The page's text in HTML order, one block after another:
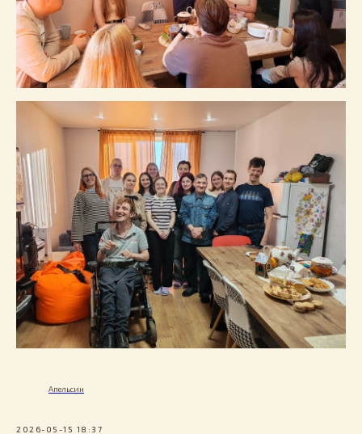
Апельсин
2026-05-15 18:37